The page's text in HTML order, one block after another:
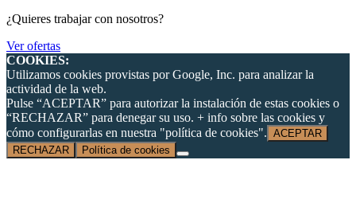
¿Quieres trabajar con nosotros?
Ver ofertas
COOKIES:
Utilizamos cookies provistas por Google, Inc. para analizar la
actividad de la web.
Pulse “ACEPTAR” para autorizar la instalación de estas cookies o
“RECHAZAR” para denegar su uso. + info sobre las cookies y
cómo configurarlas en nuestra "política de cookies". ACEPTAR
RECHAZAR
Política de cookies